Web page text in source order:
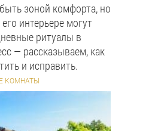
зоной комфорта, но
интерьере могут
ритуалы в
— рассказываем, как
и исправить.
КОМНАТЫ